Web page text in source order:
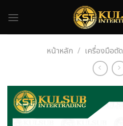
หน้าหลัก / เครื่องมือตัด